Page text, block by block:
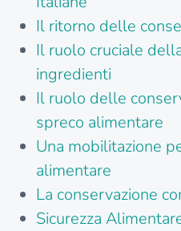
Il ritorno delle
Il ruolo cruciale
ingredienti
Il ruolo delle
spreco alimentare
Una mobilitazione
alimentare
La conservazione
Sicurezza